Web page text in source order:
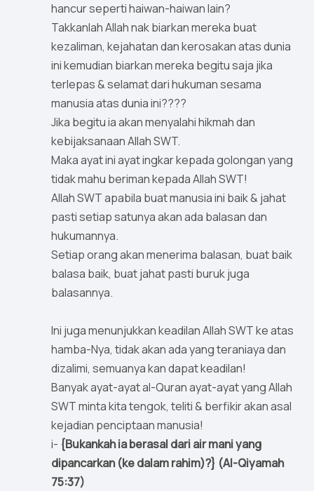
hancur seperti haiwan-haiwan lain?
Takkanlah Allah nak biarkan mereka buat
kezaliman, kejahatan dan kerosakan atas dunia
ini kemudian biarkan mereka begitu saja jika
terlepas & selamat dari hukuman sesama
manusia atas dunia ini????
Jika begitu ia akan menyalahi hikmah dan
kebijaksanaan Allah SWT.
Maka ayat ini ayat ingkar kepada golongan yang
tidak mahu beriman kepada Allah SWT!
Allah SWT apabila buat manusia ini baik & jahat
pasti setiap satunya akan ada balasan dan
hukumannya.
Setiap orang akan menerima balasan, buat baik
balasa baik, buat jahat pasti buruk juga
balasannya.
Ini juga menunjukkan keadilan Allah SWT ke atas
hamba-Nya, tidak akan ada yang teraniaya dan
dizalimi, semuanya kan dapat keadilan!
Banyak ayat-ayat al-Quran ayat-ayat yang Allah
SWT minta kita tengok, teliti & berfikir akan asal
kejadian penciptaan manusia!
i- {Bukankah ia berasal dari air mani yang
dipancarkan (ke dalam rahim)?} (Al-Qiyamah
75:37)